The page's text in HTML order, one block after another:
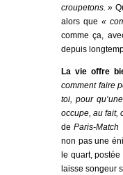
croupetons. »
alors que «
comme ça,
depuis
La vie offre
comment faire
toi, pour
occupe, au fait,
de Paris-Match
non pas une
le quart,
laisse songeur